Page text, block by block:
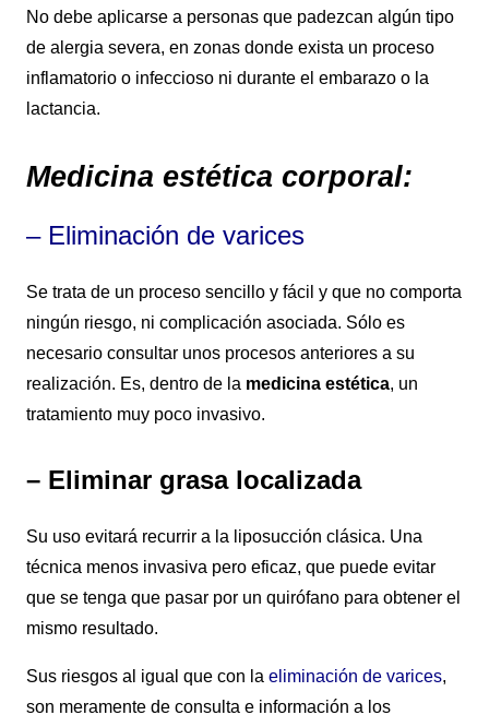
No debe aplicarse a personas que padezcan algún tipo
de alergia severa, en zonas donde exista un proceso
inflamatorio o infeccioso ni durante el embarazo o la
lactancia.
Medicina estética corporal:
– Eliminación de varices
Se trata de un proceso sencillo y fácil y que no comporta
ningún riesgo, ni complicación asociada. Sólo es
necesario consultar unos procesos anteriores a su
realización. Es, dentro de la medicina estética, un
tratamiento muy poco invasivo.
– Eliminar grasa localizada
Su uso evitará recurrir a la liposucción clásica. Una
técnica menos invasiva pero eficaz, que puede evitar
que se tenga que pasar por un quirófano para obtener el
mismo resultado.
Sus riesgos al igual que con la eliminación de varices,
son meramente de consulta e información a los